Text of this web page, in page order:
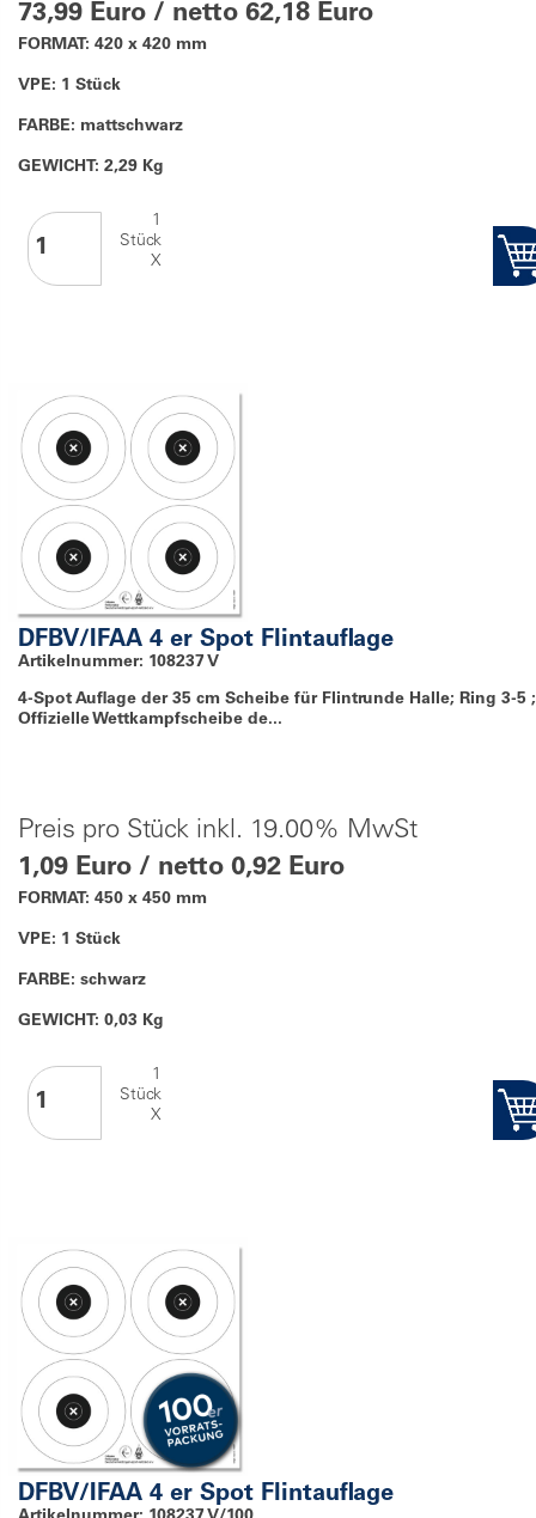
73,99 Euro / netto 62,18 Euro
FORMAT: 420 x 420 mm
VPE: 1 Stück
FARBE: mattschwarz
GEWICHT: 2,29 Kg
1
Stück
X
DFBV/IFAA 4 er Spot Flintauflage
Artikelnummer: 108237 V
4-Spot Auflage der 35 cm Scheibe für Flintrunde Halle; Ring 3-5 ;
Offizielle Wettkampfscheibe de...
Preis pro Stück inkl. 19.00% MwSt
1,09 Euro / netto 0,92 Euro
FORMAT: 450 x 450 mm
VPE: 1 Stück
FARBE: schwarz
GEWICHT: 0,03 Kg
1
Stück
X
DFBV/IFAA 4 er Spot Flintauflage